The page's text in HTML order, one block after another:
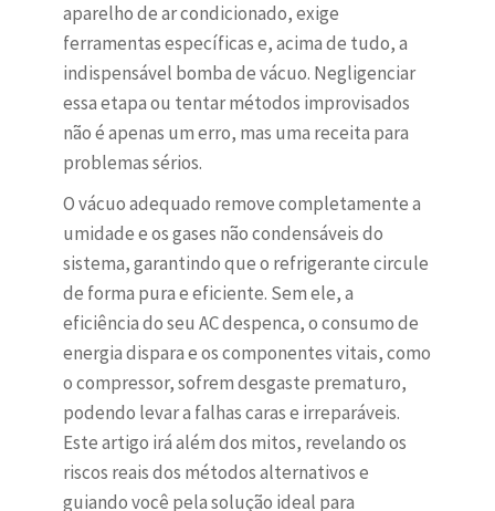
aparelho de ar condicionado, exige
ferramentas específicas e, acima de tudo, a
indispensável bomba de vácuo. Negligenciar
essa etapa ou tentar métodos improvisados
não é apenas um erro, mas uma receita para
problemas sérios.
O vácuo adequado remove completamente a
umidade e os gases não condensáveis do
sistema, garantindo que o refrigerante circule
de forma pura e eficiente. Sem ele, a
eficiência do seu AC despenca, o consumo de
energia dispara e os componentes vitais, como
o compressor, sofrem desgaste prematuro,
podendo levar a falhas caras e irreparáveis.
Este artigo irá além dos mitos, revelando os
riscos reais dos métodos alternativos e
guiando você pela solução ideal para